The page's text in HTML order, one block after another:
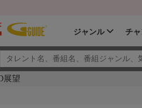
ジャンル チ
展望